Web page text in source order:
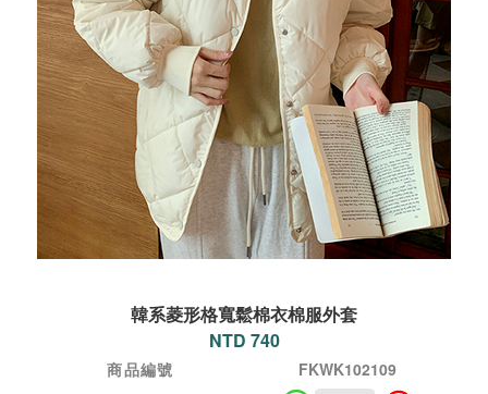
韓系菱形格寬鬆棉衣棉服外套
NTD 740
商品編號
FKWK102109